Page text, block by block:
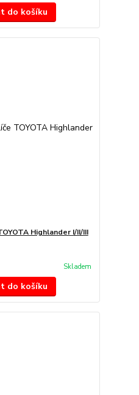
do košíku
Highlander I/II/III
Skladem
do košíku